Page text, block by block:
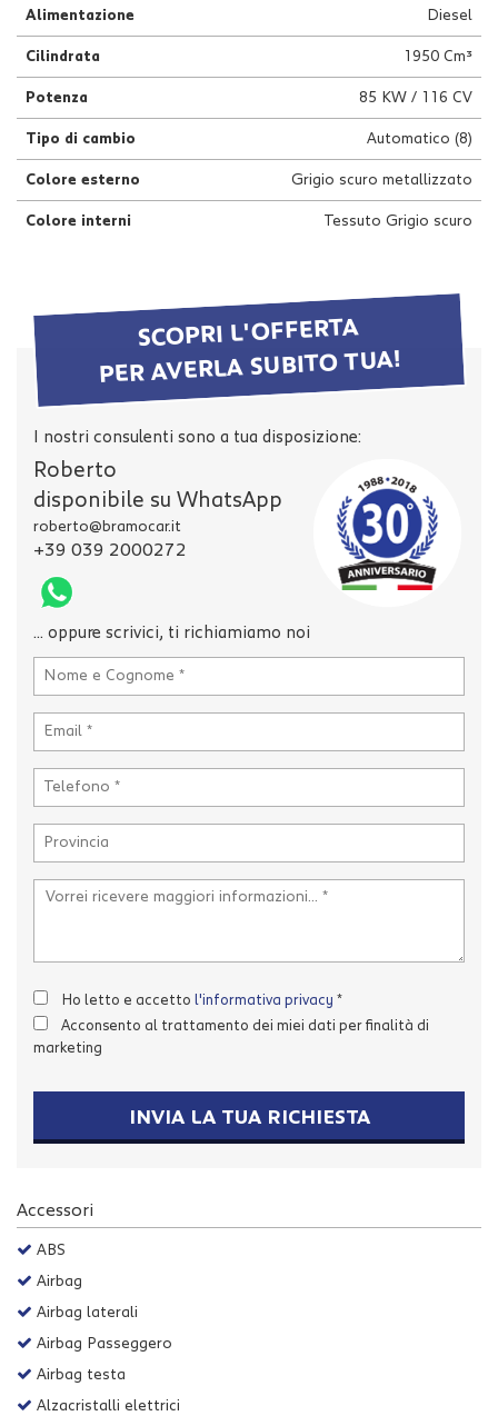
Alimentazione Diesel
Cilindrata 1950 Cm³
Potenza 85 KW / 116 CV
Tipo di cambio Automatico (8)
Colore esterno Grigio scuro metallizzato
Colore interni Tessuto Grigio scuro
SCOPRI L'OFFERTA
PER AVERLA SUBITO TUA!
I nostri consulenti sono a tua disposizione:
Roberto
disponibile su WhatsApp
roberto@bramocar.it
+39 039 2000272
... oppure scrivici, ti richiamiamo noi
Ho letto e accetto l'informativa privacy *
Acconsento al trattamento dei miei dati per finalità di
marketing
INVIA LA TUA RICHIESTA
Accessori
ABS
Airbag
Airbag laterali
Airbag Passeggero
Airbag testa
Alzacristalli elettrici
Puoi
rivedere
e
modificare
le
scelte
momento.
Cookie per il miglioramento dell'esperienza utente
Leggi
la
cookie
Salva